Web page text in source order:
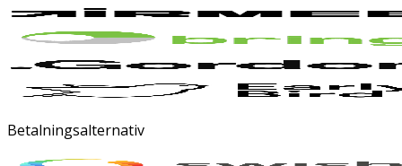
Betalningsalternativ